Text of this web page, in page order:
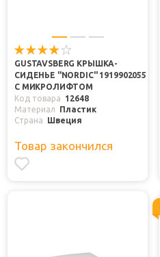
GUSTAVSBERG КРЫШКА-
СИДЕНЬЕ "NORDIC" 1919902055
С МИКРОЛИФТОМ
Код товара
12648
Материал
Пластик
Страна
Швеция
Товар закончился